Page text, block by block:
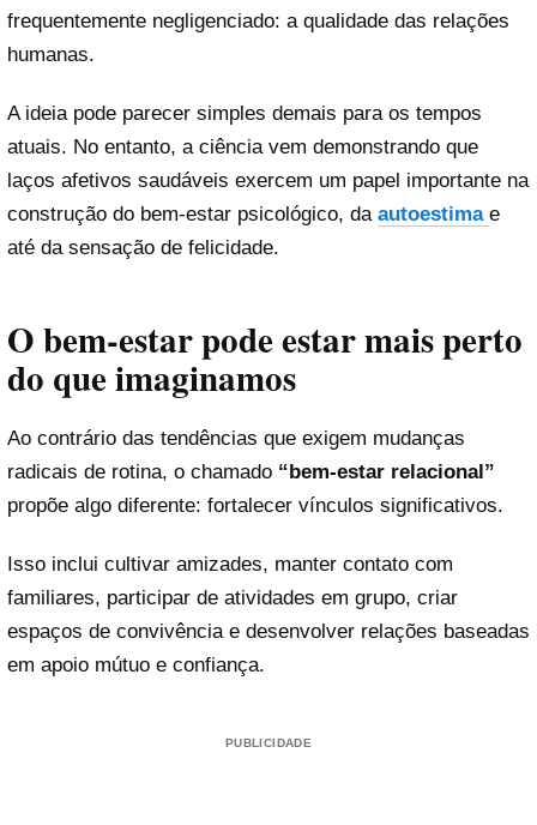
frequentemente negligenciado: a qualidade das relações
humanas.
A ideia pode parecer simples demais para os tempos
atuais. No entanto, a ciência vem demonstrando que
laços afetivos saudáveis exercem um papel importante na
construção do bem-estar psicológico, da autoestima e
até da sensação de felicidade.
O bem-estar pode estar mais perto
do que imaginamos
Ao contrário das tendências que exigem mudanças
radicais de rotina, o chamado “bem-estar relacional”
propõe algo diferente: fortalecer vínculos significativos.
Isso inclui cultivar amizades, manter contato com
familiares, participar de atividades em grupo, criar
espaços de convivência e desenvolver relações baseadas
em apoio mútuo e confiança.
PUBLICIDADE